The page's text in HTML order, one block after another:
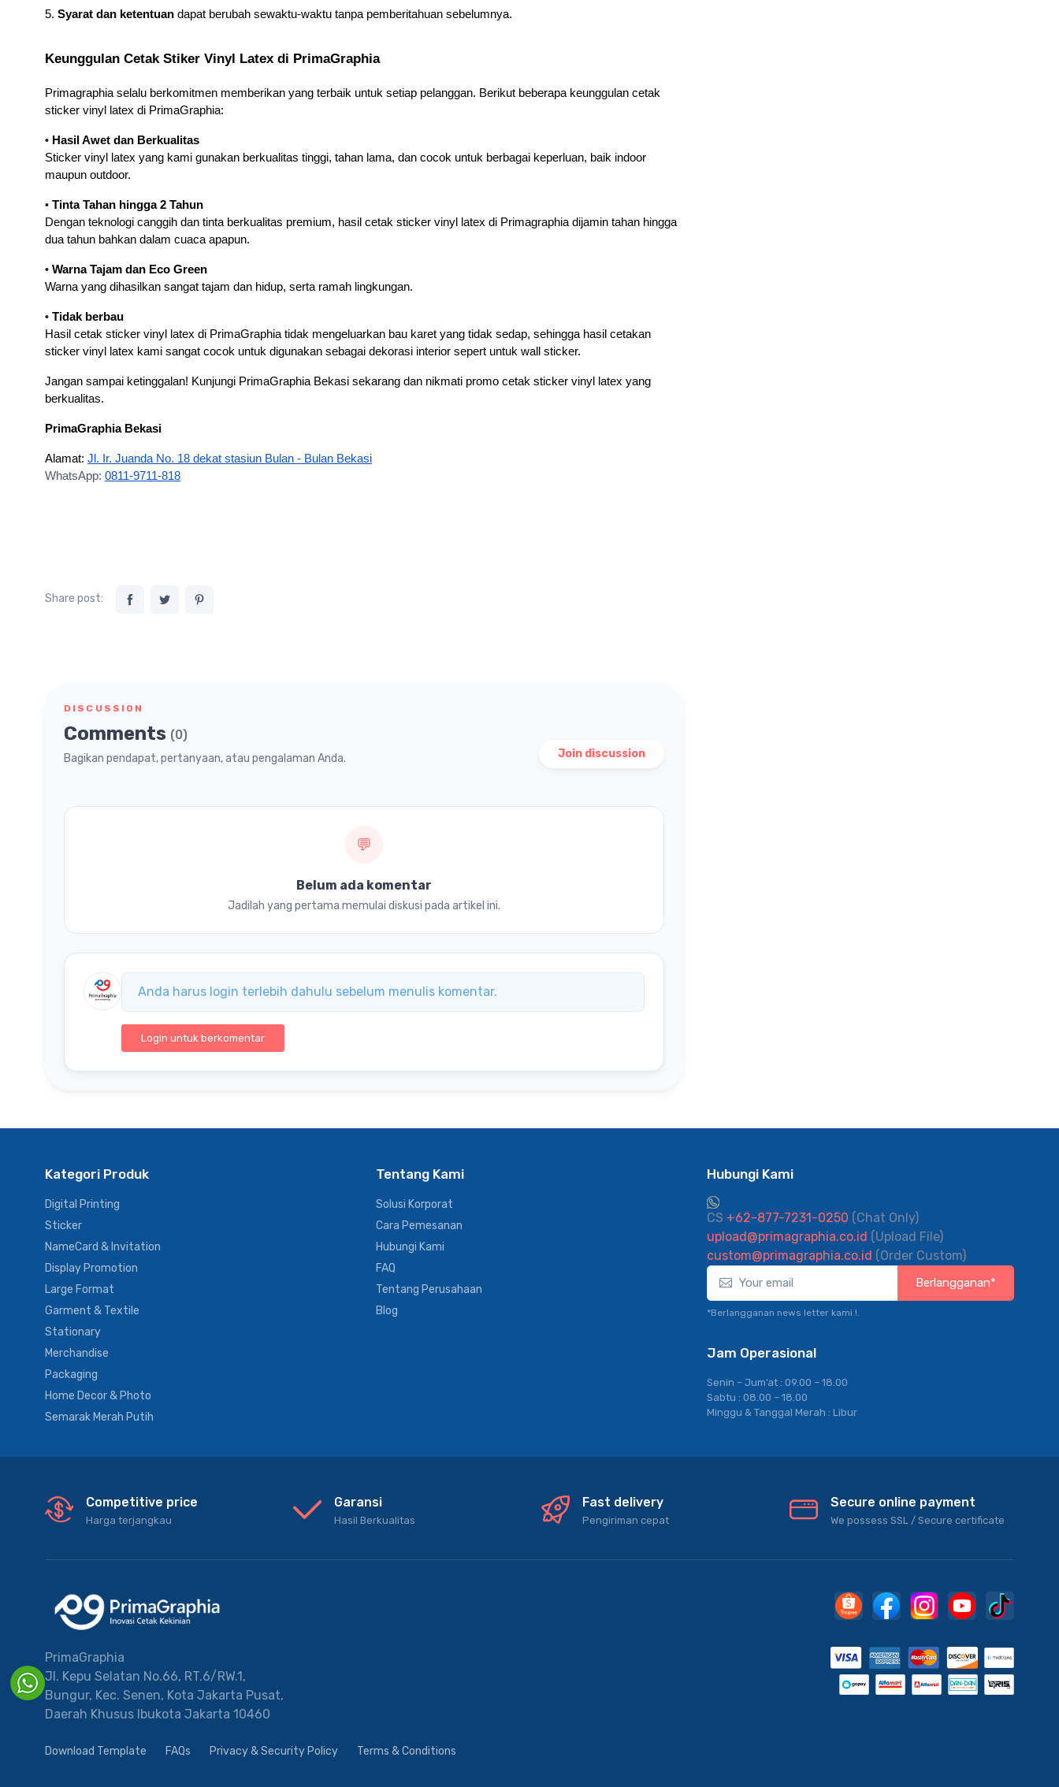
5. Syarat dan ketentuan dapat berubah sewaktu-waktu tanpa pemberitahuan sebelumnya.
Keunggulan Cetak Stiker Vinyl Latex di PrimaGraphia
Primagraphia selalu berkomitmen memberikan yang terbaik untuk setiap pelanggan. Berikut beberapa keunggulan cetak
sticker vinyl latex di PrimaGraphia:
• Hasil Awet dan Berkualitas
Sticker vinyl latex yang kami gunakan berkualitas tinggi, tahan lama, dan cocok untuk berbagai keperluan, baik indoor
maupun outdoor.
• Tinta Tahan hingga 2 Tahun
Dengan teknologi canggih dan tinta berkualitas premium, hasil cetak sticker vinyl latex di Primagraphia dijamin tahan hingga
dua tahun bahkan dalam cuaca apapun.
• Warna Tajam dan Eco Green
Warna yang dihasilkan sangat tajam dan hidup, serta ramah lingkungan.
• Tidak berbau
Hasil cetak sticker vinyl latex di PrimaGraphia tidak mengeluarkan bau karet yang tidak sedap, sehingga hasil cetakan
sticker vinyl latex kami sangat cocok untuk digunakan sebagai dekorasi interior sepert untuk wall sticker.
Jangan sampai ketinggalan! Kunjungi PrimaGraphia Bekasi sekarang dan nikmati promo cetak sticker vinyl latex yang
berkualitas.
PrimaGraphia Bekasi
Alamat: Jl. Ir. Juanda No. 18 dekat stasiun Bulan - Bulan Bekasi
WhatsApp: 0811-9711-818
Share post:
DISCUSSION
Comments (0)
Bagikan pendapat, pertanyaan, atau pengalaman Anda. Join discussion
💬
Belum ada komentar
Jadilah yang pertama memulai diskusi pada artikel ini.
Anda harus login terlebih dahulu sebelum menulis komentar.
Login untuk berkomentar
Kategori Produk
Digital Printing
Sticker
NameCard & Invitation
Display Promotion
Large Format
Garment & Textile
Stationary
Merchandise
Packaging
Home Decor & Photo
Semarak Merah Putih
Tentang Kami
Solusi Korporat
Cara Pemesanan
Hubungi Kami
FAQ
Tentang Perusahaan
Blog
Hubungi Kami
CS +62-877-7231-0250 (Chat Only)
upload@primagraphia.co.id (Upload File)
custom@primagraphia.co.id (Order Custom)
Berlangganan*
*Berlangganan news letter kami !.
Jam Operasional
Senin – Jum’at : 09.00 – 18.00
Sabtu : 08.00 – 18.00
Minggu & Tanggal Merah : Libur
Competitive price
Harga terjangkau
Garansi
Hasil Berkualitas
Fast delivery
Pengiriman cepat
Secure online payment
We possess SSL / Secure сertificate
PrimaGraphia
Jl. Kepu Selatan No.66, RT.6/RW.1,
Bungur, Kec. Senen, Kota Jakarta Pusat,
Daerah Khusus Ibukota Jakarta 10460
Download Template FAQs Privacy & Security Policy Terms & Conditions